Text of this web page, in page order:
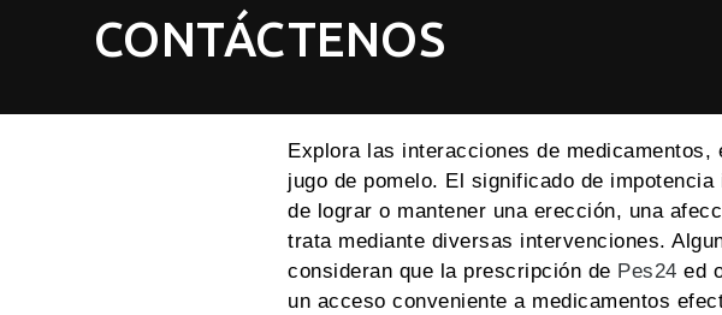
CONTÁCTENOS
Explora las interacciones de medicamentos,
jugo de pomelo. El significado de
de lograr o mantener una erección, una
trata mediante diversas intervenciones.
consideran que la prescripción de Pes24 ed
un acceso conveniente a medicamentos